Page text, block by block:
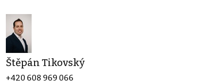
Štěpán Tikovský
+420 608 969 066